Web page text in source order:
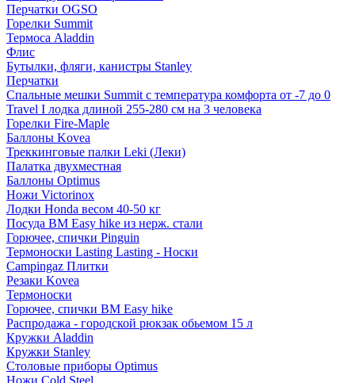
Перчатки OGSO
Горелки Summit
Термоса Aladdin
Флис
Бутылки, фляги, канистры Stanley
Перчатки
Спальные мешки Summit с температура комфорта от -7 до 0
Travel I лодка длиной 255-280 см на 3 человека
Горелки Fire-Maple
Баллоны Kovea
Треккинговые палки Leki (Леки)
Палатка двухместная
Баллоны Optimus
Ножи Victorinox
Лодки Honda весом 40-50 кг
Посуда BM Easy hike из нерж. стали
Горючее, спички Pinguin
Термоноски Lasting Lasting - Носки
Campingaz Плитки
Резаки Kovea
Термоноски
Горючее, спички BM Easy hike
Распродажа - городской рюкзак обьемом 15 л
Кружки Aladdin
Кружки Stanley
Столовые приборы Optimus
Ножи Cold Steel